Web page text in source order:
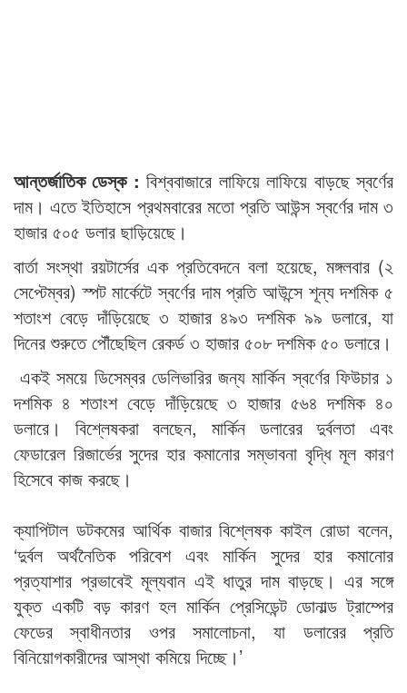
আন্তর্জাতিক ডেস্ক : বিশ্ববাজারে লাফিয়ে লাফিয়ে বাড়ছে স্বর্ণের
দাম। এতে ইতিহাসে প্রথমবারের মতো প্রতি আউন্স স্বর্ণের দাম ৩
হাজার ৫০৫ ডলার ছাড়িয়েছে।
বার্তা সংস্থা রয়টার্সের এক প্রতিবেদনে বলা হয়েছে, মঙ্গলবার (২
সেপ্টেম্বর) স্পট মার্কেটে স্বর্ণের দাম প্রতি আউন্সে শূন্য দশমিক ৫
শতাংশ বেড়ে দাঁড়িয়েছে ৩ হাজার ৪৯৩ দশমিক ৯৯ ডলারে, যা
দিনের শুরুতে পৌঁছেছিল রেকর্ড ৩ হাজার ৫০৮ দশমিক ৫০ ডলারে।
একই সময়ে ডিসেম্বর ডেলিভারির জন্য মার্কিন স্বর্ণের ফিউচার ১
দশমিক ৪ শতাংশ বেড়ে দাঁড়িয়েছে ৩ হাজার ৫৬৪ দশমিক ৪০
ডলারে। বিশ্লেষকরা বলছেন, মার্কিন ডলারের দুর্বলতা এবং
ফেডারেল রিজার্ভের সুদের হার কমানোর সম্ভাবনা বৃদ্ধি মূল কারণ
হিসেবে কাজ করছে।
ক্যাপিটাল ডটকমের আর্থিক বাজার বিশ্লেষক কাইল রোডা বলেন,
‘দুর্বল অর্থনৈতিক পরিবেশ এবং মার্কিন সুদের হার কমানোর
প্রত্যাশার প্রভাবেই মূল্যবান এই ধাতুর দাম বাড়ছে। এর সঙ্গে
যুক্ত একটি বড় কারণ হল মার্কিন প্রেসিডেন্ট ডোনাল্ড ট্রাম্পের
ফেডের স্বাধীনতার ওপর সমালোচনা, যা ডলারের প্রতি
বিনিয়োগকারীদের আস্থা কমিয়ে দিচ্ছে।’